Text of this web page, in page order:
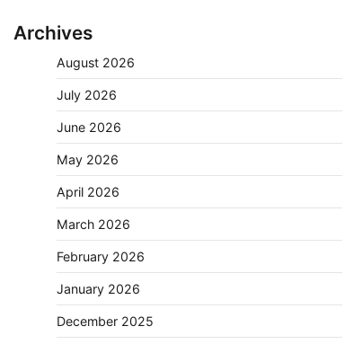
Archives
August 2026
July 2026
June 2026
May 2026
April 2026
March 2026
February 2026
January 2026
December 2025